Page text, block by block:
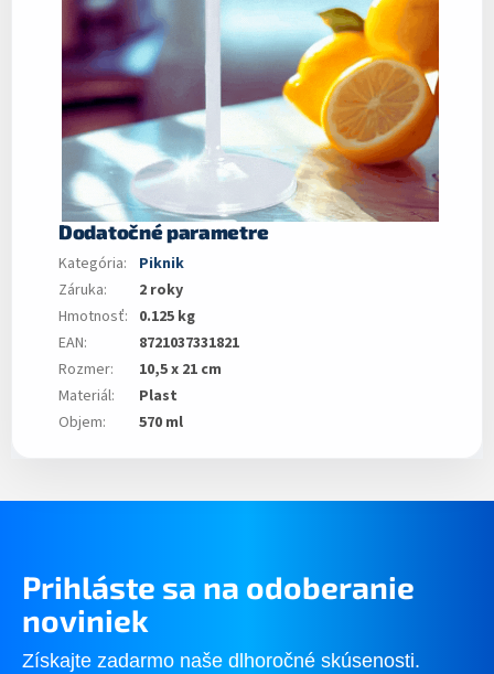
Dodatočné parametre
Kategória:
Piknik
Záruka:
2 roky
Hmotnosť: 0.125 kg
EAN:
8721037331821
Rozmer:
10,5 x 21 cm
Materiál:
Plast
Objem: 570 ml
Prihláste sa na odoberanie
noviniek
Získajte zadarmo naše dlhoročné skúsenosti.